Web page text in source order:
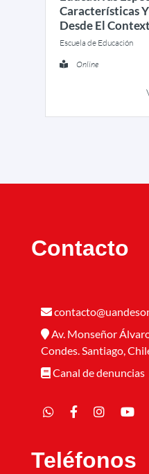
Características
Desde El
Escuela de Educación
Online
Contacto
Av. Monseñor
Condes. Santiago,
Canal de denuncias
Teléfonos